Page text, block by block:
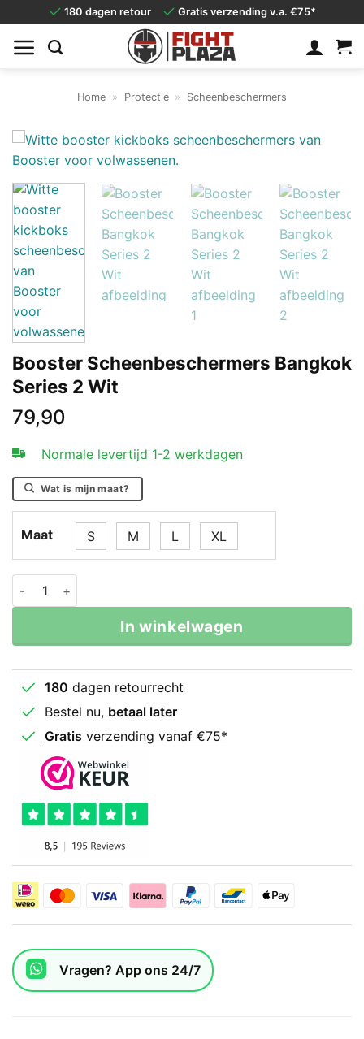
naar
inhoud
180 dagen retour Gratis verzending v.a. €75*
Home » Protectie » Scheenbeschermers
Booster Scheenbeschermers Bangkok
Series 2 Wit
79,90
Normale levertijd 1-2 werkdagen
Wat is mijn maat?
Maat S M L XL
Booster Scheenbeschermers Bangkok Series 2 Wit
In winkelwagen
180 dagen retourrecht
Bestel nu, betaal later
Gratis verzending vanaf €75*
Vragen? App ons 24/7